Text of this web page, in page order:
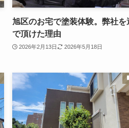
旭区のお宅で塗装体験。弊社を
で頂けた理由
2026年2月13日 2026年5月18日